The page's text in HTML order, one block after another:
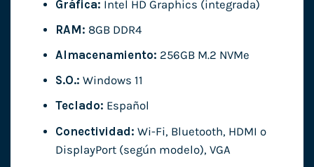
Gráfica: Intel HD Graphics (integrada)
RAM: 8GB DDR4
Almacenamiento: 256GB M.2 NVMe
S.O.: Windows 11
Teclado: Español
Conectividad: Wi-Fi, Bluetooth, HDMI o
DisplayPort (según modelo), VGA